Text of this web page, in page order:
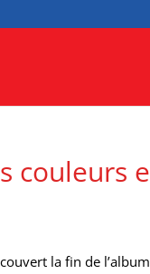
couleurs
la fin de